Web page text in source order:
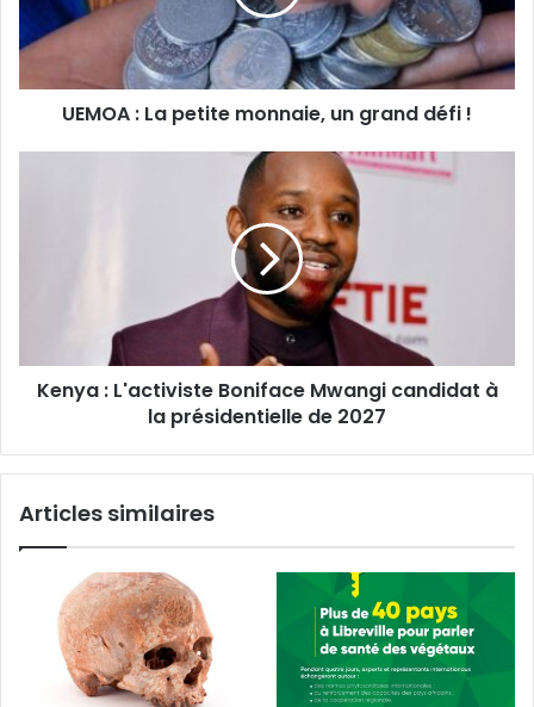
un
grand
!
UEMOA : La petite monnaie, un grand défi !
présidentielle
Kenya : L'activiste Boniface Mwangi candidat à
la présidentielle de 2027
Articles similaires